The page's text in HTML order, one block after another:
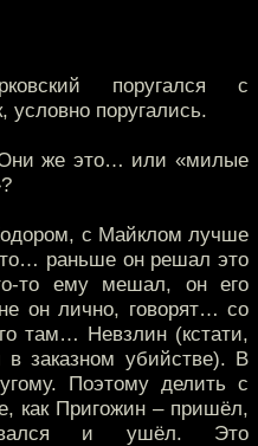
поругался с
поругались.
Они же это… или «милые
с Майклом лучше
раньше он решал это
то ему мешал, он его
он лично, говорят… со
там… Невзлин (кстати,
в заказном убийстве). В
Поэтому делить с
как Пригожин – пришёл,
и ушёл. Это